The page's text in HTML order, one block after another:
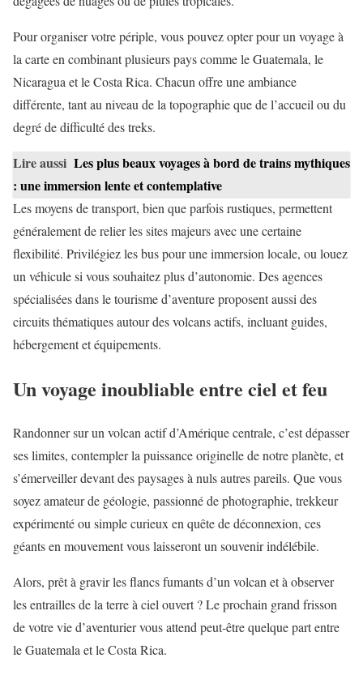
Pour organiser votre périple, vous pouvez opter pour un voyage à
la carte en combinant plusieurs pays comme le Guatemala, le
Nicaragua et le Costa Rica. Chacun offre une ambiance
différente, tant au niveau de la topographie que de l’accueil ou du
degré de difficulté des treks.
Lire aussi Les plus beaux voyages à bord de trains mythiques
: une immersion lente et contemplative
Les moyens de transport, bien que parfois rustiques, permettent
généralement de relier les sites majeurs avec une certaine
flexibilité. Privilégiez les bus pour une immersion locale, ou louez
un véhicule si vous souhaitez plus d’autonomie. Des agences
spécialisées dans le tourisme d’aventure proposent aussi des
circuits thématiques autour des volcans actifs, incluant guides,
hébergement et équipements.
Un voyage inoubliable entre ciel et feu
Randonner sur un volcan actif d’Amérique centrale, c’est dépasser
ses limites, contempler la puissance originelle de notre planète, et
s’émerveiller devant des paysages à nuls autres pareils. Que vous
soyez amateur de géologie, passionné de photographie, trekkeur
expérimenté ou simple curieux en quête de déconnexion, ces
géants en mouvement vous laisseront un souvenir indélébile.
Alors, prêt à gravir les flancs fumants d’un volcan et à observer
les entrailles de la terre à ciel ouvert ? Le prochain grand frisson
de votre vie d’aventurier vous attend peut-être quelque part entre
le Guatemala et le Costa Rica.